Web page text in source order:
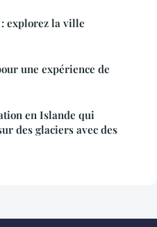
explorez la ville
une expérience de
en Islande qui
des glaciers avec des